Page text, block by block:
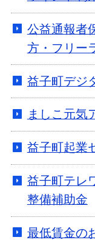
公益通報者
方・フリー
益子町デジ
ましこ元気
益子町起業
益子町テレ
整備補助金
最低賃金の